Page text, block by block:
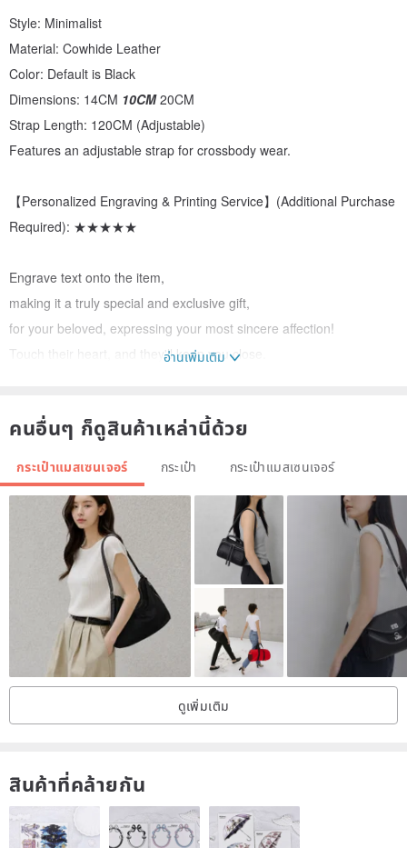
Style: Minimalist
Material: Cowhide Leather
Color: Default is Black
Dimensions: 14CM 10CM20CM
Strap Length: 120CM (Adjustable)
Features an adjustable strap for crossbody wear.
【Personalized Engraving & Printing Service】(Additional Purchase
Required): ★★★★★
Engrave text onto the item,
making it a truly special and exclusive gift,
for your beloved, expressing your most sincere affection!
Touch their heart, and they'll keep you close.
★ Custom orders are typically ready within 7 days. If you need it
urgently, please discuss with the designer before purchasing.
★ Due to variations in display screens, slight color differences are
unavoidable. We appreciate your understanding.
★ For items with printed patterns, the pattern placement may vary
due to different cutting sizes.
Please consider these points carefully before making a purchase.
Thank you!
อ่านเพิ่มเติม
คนอื่นๆ ก็ดูสินค้าเหล่านี้ด้วย
กระเป๋าแมสเซนเจอร์ กระเป๋า กระเป๋าแมสเซนเจอร์
ดูเพิ่มเติม
สินค้าที่คล้ายกัน